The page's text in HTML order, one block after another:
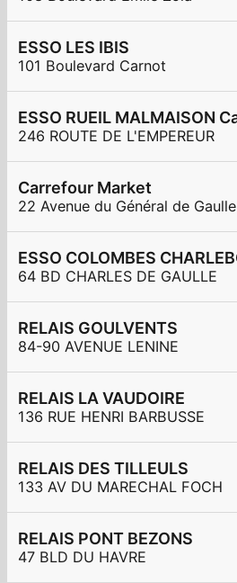
ESSO LES IBIS
101 Boulevard Carnot
246 ROUTE DE L'EMPEREUR
Carrefour Market
22 Avenue du Général de Gaulle
64 BD CHARLES DE GAULLE
RELAIS GOULVENTS
84-90 AVENUE LENINE
RELAIS LA VAUDOIRE
136 RUE HENRI BARBUSSE
RELAIS DES TILLEULS
133 AV DU MARECHAL FOCH
RELAIS PONT BEZONS
47 BLD DU HAVRE